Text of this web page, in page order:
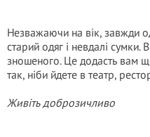
Незважаючи на вік, завжди
старий одяг і невдалі сумки.
зношеного. Це додасть вам
так, ніби йдете в театр,
Живіть доброзичливо